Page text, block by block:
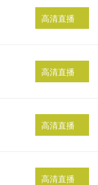
高清直播
高清直播
高清直播
高清直播